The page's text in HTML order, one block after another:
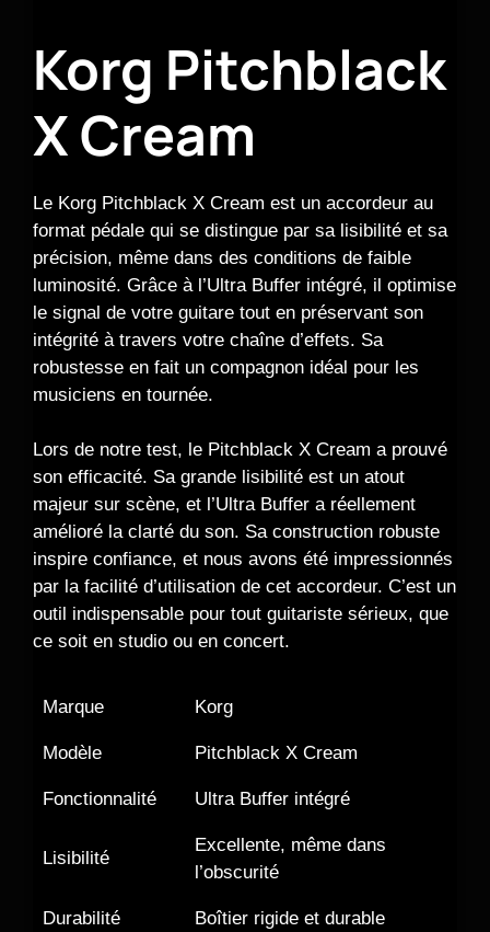
Korg Pitchblack
X Cream
Le Korg Pitchblack X Cream est un accordeur au
format pédale qui se distingue par sa lisibilité et sa
précision, même dans des conditions de faible
luminosité. Grâce à l’Ultra Buffer intégré, il optimise
le signal de votre guitare tout en préservant son
intégrité à travers votre chaîne d’effets. Sa
robustesse en fait un compagnon idéal pour les
musiciens en tournée.
Lors de notre test, le Pitchblack X Cream a prouvé
son efficacité. Sa grande lisibilité est un atout
majeur sur scène, et l’Ultra Buffer a réellement
amélioré la clarté du son. Sa construction robuste
inspire confiance, et nous avons été impressionnés
par la facilité d’utilisation de cet accordeur. C’est un
outil indispensable pour tout guitariste sérieux, que
ce soit en studio ou en concert.
Marque Korg
Modèle Pitchblack X Cream
Fonctionnalité Ultra Buffer intégré
Lisibilité
Excellente, même dans
l’obscurité
Durabilité Boîtier rigide et durable